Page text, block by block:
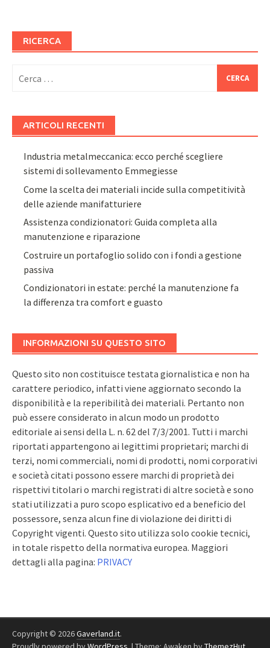
RICERCA
per:
ARTICOLI RECENTI
Industria metalmeccanica: ecco perché scegliere
sistemi di sollevamento Emmegiesse
Come la scelta dei materiali incide sulla competitività
delle aziende manifatturiere
Assistenza condizionatori: Guida completa alla
manutenzione e riparazione
Costruire un portafoglio solido con i fondi a gestione
passiva
Condizionatori in estate: perché la manutenzione fa
la differenza tra comfort e guasto
INFORMAZIONI SU QUESTO SITO
Questo sito non costituisce testata giornalistica e non ha
carattere periodico, infatti viene aggiornato secondo la
disponibilità e la reperibilità dei materiali. Pertanto non
può essere considerato in alcun modo un prodotto
editoriale ai sensi della L. n. 62 del 7/3/2001. Tutti i marchi
riportati appartengono ai legittimi proprietari; marchi di
terzi, nomi commerciali, nomi di prodotti, nomi corporativi
e società citati possono essere marchi di proprietà dei
rispettivi titolari o marchi registrati di altre società e sono
stati utilizzati a puro scopo esplicativo ed a beneficio del
possessore, senza alcun fine di violazione dei diritti di
Copyright vigenti. Questo sito utilizza solo cookie tecnici,
in totale rispetto della normativa europea. Maggiori
dettagli alla pagina: PRIVACY
Copyright © 2026Gaverland.it.